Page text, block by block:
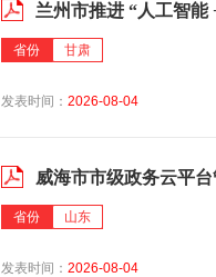
兰州市推进 “人工智能
省份 甘肃
发表时间： 2026-08-04
威海市市级政务云平台
省份 山东
发表时间： 2026-08-04